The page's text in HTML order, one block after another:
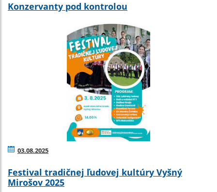
Konzervanty pod kontrolou
03.08.2025
Festival tradičnej ľudovej kultúry Vyšný
Mirošov 2025